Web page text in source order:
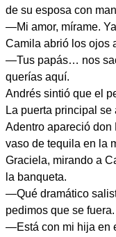
de su esposa con
—Mi amor, mírame.
Camila abrió los ojos
—Tus papás… nos
querías aquí.
Andrés sintió que el
La puerta principal se
Adentro apareció don
vaso de tequila en la
Graciela, mirando a
la banqueta.
—Qué dramático
pedimos que se fuera.
—Está con mi hija en